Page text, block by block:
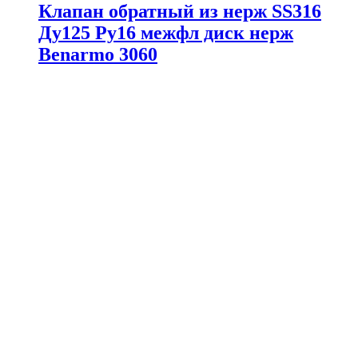
Клапан обратный из нерж SS316
Ду125 Ру16 межфл диск нерж
Benarmo 3060